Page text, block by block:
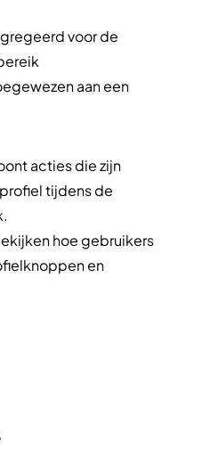
voor de
aan een
acties die zijn
tijdens de
hoe gebruikers
en